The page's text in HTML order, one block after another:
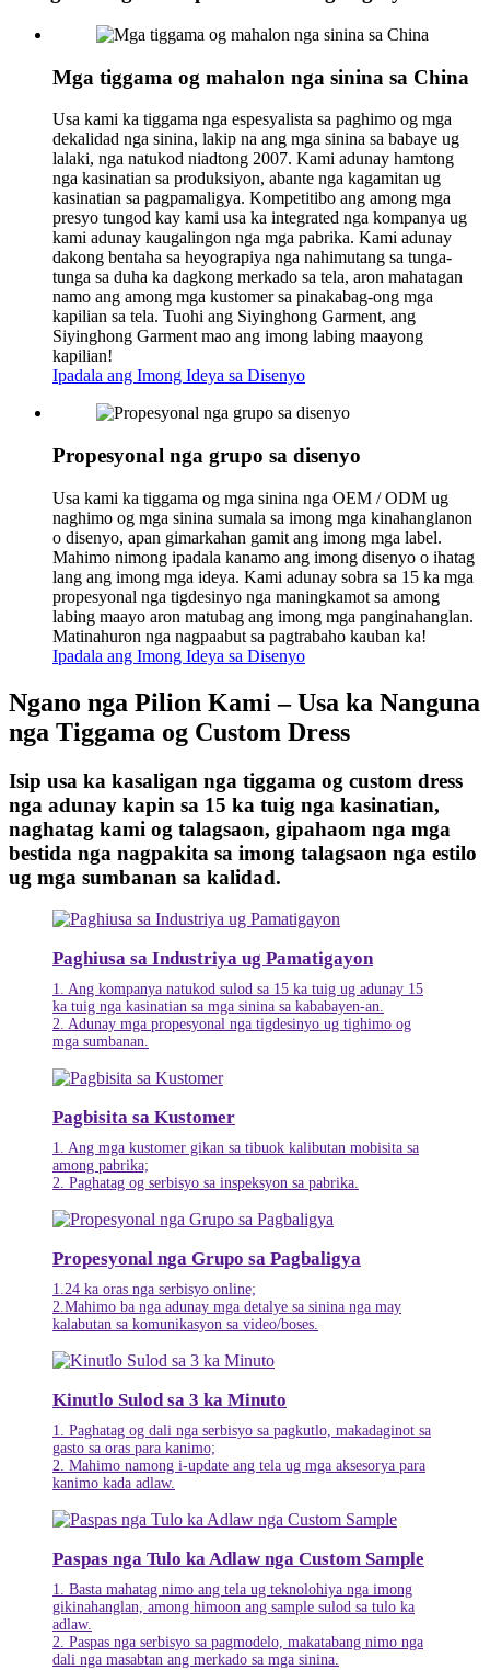
Mga tiggama og mahalon nga sinina sa China
Usa kami ka tiggama nga espesyalista sa paghimo og mga
dekalidad nga sinina, lakip na ang mga sinina sa babaye ug
lalaki, nga natukod niadtong 2007. Kami adunay hamtong
nga kasinatian sa produksiyon, abante nga kagamitan ug
kasinatian sa pagpamaligya. Kompetitibo ang among mga
presyo tungod kay kami usa ka integrated nga kompanya ug
kami adunay kaugalingon nga mga pabrika. Kami adunay
dakong bentaha sa heyograpiya nga nahimutang sa tunga-
tunga sa duha ka dagkong merkado sa tela, aron mahatagan
namo ang among mga kustomer sa pinakabag-ong mga
kapilian sa tela. Tuohi ang Siyinghong Garment, ang
Siyinghong Garment mao ang imong labing maayong
kapilian!
Ipadala ang Imong Ideya sa Disenyo
Propesyonal nga grupo sa disenyo
Usa kami ka tiggama og mga sinina nga OEM / ODM ug
naghimo og mga sinina sumala sa imong mga kinahanglanon
o disenyo, apan gimarkahan gamit ang imong mga label.
Mahimo nimong ipadala kanamo ang imong disenyo o ihatag
lang ang imong mga ideya. Kami adunay sobra sa 15 ka mga
propesyonal nga tigdesinyo nga maningkamot sa among
labing maayo aron matubag ang imong mga panginahanglan.
Matinahuron nga nagpaabut sa pagtrabaho kauban ka!
Ipadala ang Imong Ideya sa Disenyo
Ngano nga Pilion Kami – Usa ka Nanguna
nga Tiggama og Custom Dress
Isip usa ka kasaligan nga tiggama og custom dress
nga adunay kapin sa 15 ka tuig nga kasinatian,
naghatag kami og talagsaon, gipahaom nga mga
bestida nga nagpakita sa imong talagsaon nga estilo
ug mga sumbanan sa kalidad.
Paghiusa sa Industriya ug Pamatigayon
1. Ang kompanya natukod sulod sa 15 ka tuig ug adunay 15
ka tuig nga kasinatian sa mga sinina sa kababayen-an.
2. Adunay mga propesyonal nga tigdesinyo ug tighimo og
mga sumbanan.
Pagbisita sa Kustomer
1. Ang mga kustomer gikan sa tibuok kalibutan mobisita sa
among pabrika;
2. Paghatag og serbisyo sa inspeksyon sa pabrika.
Propesyonal nga Grupo sa Pagbaligya
1.24 ka oras nga serbisyo online;
2.Mahimo ba nga adunay mga detalye sa sinina nga may
kalabutan sa komunikasyon sa video/boses.
Kinutlo Sulod sa 3 ka Minuto
1. Paghatag og dali nga serbisyo sa pagkutlo, makadaginot sa
gasto sa oras para kanimo;
2. Mahimo namong i-update ang tela ug mga aksesorya para
kanimo kada adlaw.
Paspas nga Tulo ka Adlaw nga Custom Sample
1. Basta mahatag nimo ang tela ug teknolohiya nga imong
gikinahanglan, among himoon ang sample sulod sa tulo ka
adlaw.
2. Paspas nga serbisyo sa pagmodelo, makatabang nimo nga
dali nga masabtan ang merkado sa mga sinina.